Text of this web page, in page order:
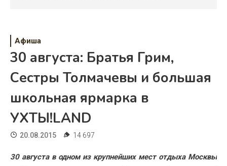
Дом
Жизнь
Хобби
Красота
Афиша
30 августа: Братья Грим,
Сестры Толмачевы и большая
школьная ярмарка в
УХТЫ!LAND
20.08.2015 14 697
30 августа в одном из крупнейших мест отдыха Москвы